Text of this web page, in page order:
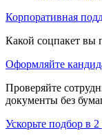
Корпоративная
Какой соцпакет вы
Оформляйте
Проверяйте
документы без
Ускорьте подбор в